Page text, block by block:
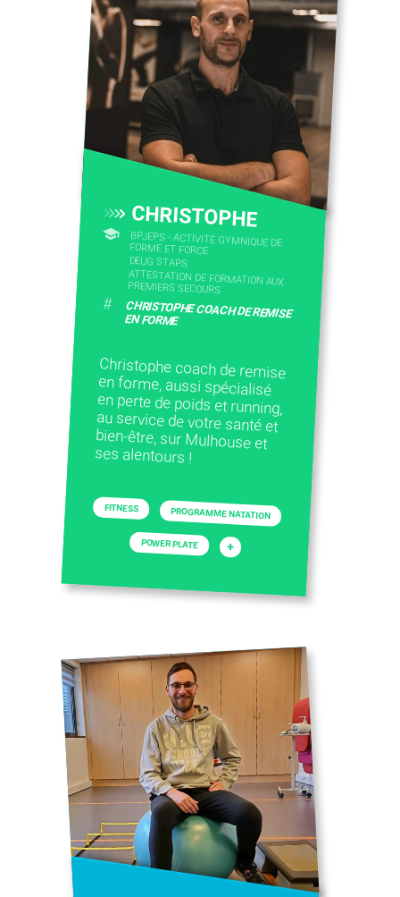
CHRISTOPHE
BPJEPS - ACTIVITÉ GYMNIQUE DE
FORME ET FORCE
DEUG STAPS
ATTESTATION DE FORMATION AUX
PREMIERS SECOURS
# CHRISTOPHE COACH DE REMISE
EN FORME
Christophe coach de remise
en forme, aussi spécialisé
en perte de poids et running,
au service de votre santé et
bien-être, sur Mulhouse et
ses alentours !
FITNESS PROGRAMME NATATION
POWER PLATE +